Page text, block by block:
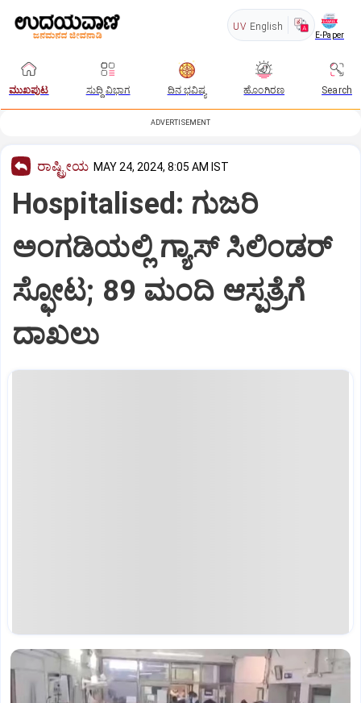
UV English
E-Paper
ಮುಖಪುಟ ಸುದ್ದಿ ವಿಭಾಗ ದಿನ ಭವಿಷ್ಯ ಹೊಂಗಿರಣ Search
ADVERTISEMENT
ರಾಷ್ಟ್ರೀಯ MAY 24, 2024, 8:05 AM IST
Hospitalised: ಗುಜರಿ
ಅಂಗಡಿಯಲ್ಲಿ ಗ್ಯಾಸ್ ಸಿಲಿಂಡರ್
ಸ್ಫೋಟ; 89 ಮಂದಿ ಆಸ್ಪತ್ರೆಗೆ
ದಾಖಲು